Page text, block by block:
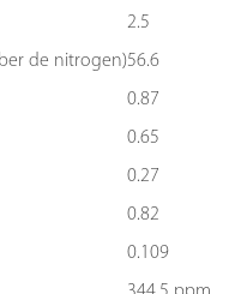
2.5
de nitrogen)56.6
0.87
0.65
0.27
0.82
0.109